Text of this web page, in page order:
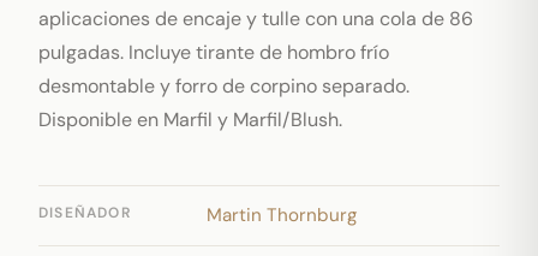
aplicaciones de encaje y tulle con una cola de 86
pulgadas. Incluye tirante de hombro frío
desmontable y forro de corpino separado.
Disponible en Marfil y Marfil/Blush.
DISEÑADOR Martin Thornburg